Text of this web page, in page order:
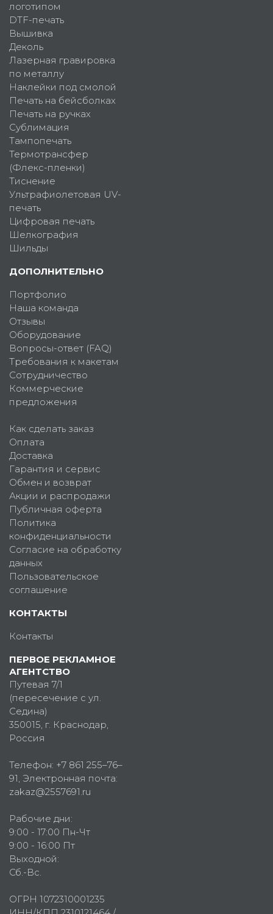
логотипом
DTF-печать
Вышивка
Деколь
Лазерная гравировка
по металлу
Наклейки под смолой
Печать на бейсболках
Печать на ручках
Сублимация
Тампопечать
Термотрансфер
(Флекс-пленки)
Тиснение
Ультрафиолетовая UV-
печать
Цифровая печать
Шелкография
Шильды
ДОПОЛНИТЕЛЬНО
Портфолио
Наша команда
Отзывы
Оборудование
Вопросы-ответ (FAQ)
Требования к макетам
Сотрудничество
Коммерческие
предложения
Как сделать заказ
Оплата
Доставка
Гарантия и сервис
Обмен и возврат
Акции и распродажи
Публичная оферта
Политика
конфиденциальности
Согласие на обработку
данных
Пользовательское
соглашение
КОНТАКТЫ
Контакты
ПЕРВОЕ РЕКЛАМНОЕ
АГЕНТСТВО
Путевая 7/1
(пересечение с ул.
Седина)
350015, г. Краснодар,
Россия
Телефон: +7 861 255–76–
91, Электронная почта:
zakaz@2557691.ru
Рабочие дни:
9:00 - 17:00 Пн-Чт
9:00 - 16:00 Пт
Выходной:
Сб.-Вс.
ОГРН 1072310001235